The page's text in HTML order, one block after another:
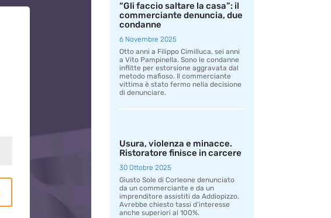
“Gli faccio saltare la casa”: il
commerciante denuncia, due
condanne
6 Novembre 2025
Otto anni a Filippo Cimilluca, sei anni
a Vito Pampinella. Sono le condanne
inflitte per estorsione aggravata dal
metodo mafioso. Il commerciante
vittima è stato fermo nella decisione
di denunciare.
Usura, violenza e minacce.
Ristoratore finisce in carcere
30 Ottobre 2025
Giusto Sole di Corleone denunciato
da un commerciante e da un
imprenditore assistiti da Addiopizzo.
Avrebbe chiesto tassi d’interesse
anche superiori al 100%.